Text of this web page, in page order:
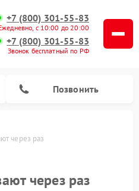
+7 (800) 301-55-83
с 10:00 до 20:00
+7 (800) 301-55-83
Звонок бесплатный по РФ
Позвонить
через раз
через раз